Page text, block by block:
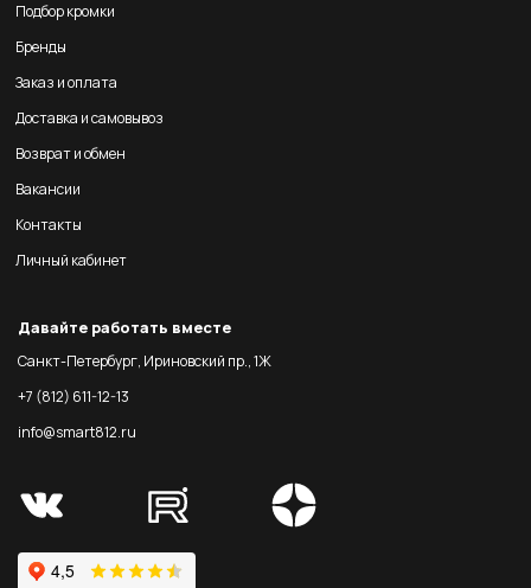
Подбор кромки
Бренды
Заказ и оплата
Доставка и самовывоз
Возврат и обмен
Вакансии
Контакты
Личный кабинет
Давайте работать вместе
Санкт-Петербург, Ириновский пр., 1Ж
+7 (812) 611-12-13
info@smart812.ru